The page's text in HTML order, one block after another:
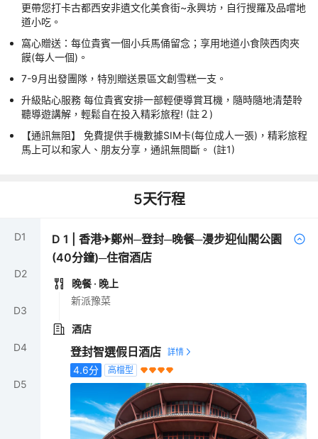
更帶您打卡古都西安非遺文化美食街~永興坊，自行搜羅及品嚐地
道小吃。
窩心贈送：每位貴賓一個小兵馬俑留念；享用地道小食陝西肉夾
饃(每人一個)。
7-9月出發團隊，特別贈送景區文創雪糕一支。
升級貼心服務 每位貴賓安排一部輕便導賞耳機，隨時隨地清楚聆
聽導遊講解，輕鬆自在投入精彩旅程! (註２)
【通訊無阻】 免費提供手機數據SIM卡(每位成人一張)，精彩旅程
馬上可以和家人、朋友分享，通訊無間斷。 (註1)
5天行程
D1
D2
D3
D4
D5
D1 |香港✈鄭州─登封─晚餐─漫步迎仙閣公園
(40分鐘)─住宿酒店
晚餐 · 晚上
新派豫菜
酒店
登封智選假日酒店
4.6分 高檔型